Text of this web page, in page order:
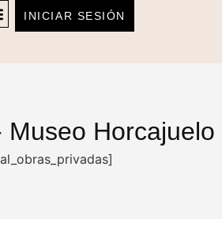
INICIAR SESIÓN
Museo Horcajuelo